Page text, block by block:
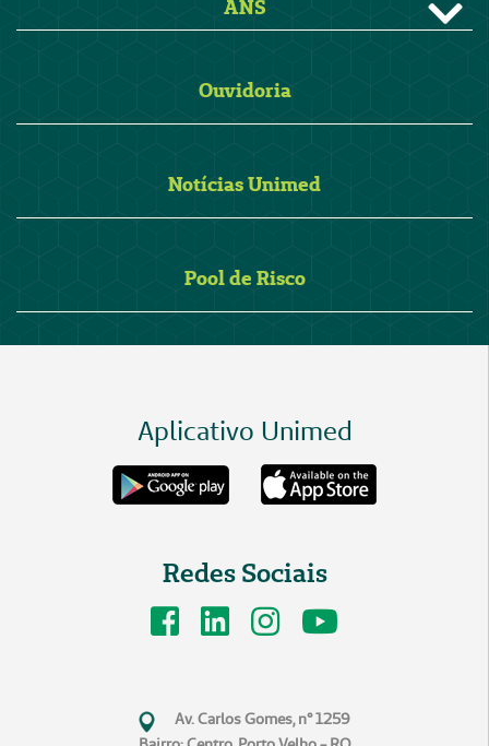
ANS
Ouvidoria
Notícias Unimed
Pool de Risco
Aplicativo Unimed
Redes Sociais
Av. Carlos Gomes, n° 1259